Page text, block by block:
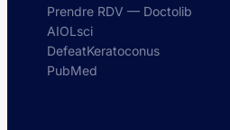
Prendre RDV — Doctolib
AIOLsci
DefeatKeratoconus
PubMed